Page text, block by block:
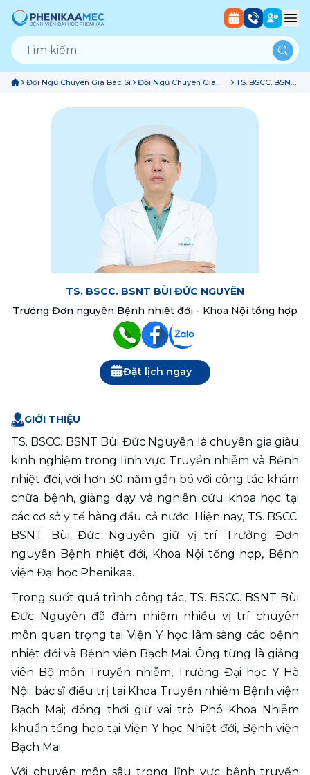
Đội Ngũ Chuyên Gia Bác Sĩ
Đội Ngũ Chuyên Gia
TS. BSCC. BSNT
TS. BSCC. BSNT BÙI ĐỨC NGUYÊN
Trưởng Đơn nguyên Bệnh nhiệt đới - Khoa Nội tổng hợp
Đặt lịch ngay
GIỚI THIỆU
TS. BSCC. BSNT Bùi Đức Nguyên là chuyên gia giàu
kinh nghiệm trong lĩnh vực Truyền nhiễm và Bệnh
nhiệt đới, với hơn 30 năm gắn bó với công tác khám
chữa bệnh, giảng dạy và nghiên cứu khoa học tại
các cơ sở y tế hàng đầu cả nước. Hiện nay, TS. BSCC.
BSNT Bùi Đức Nguyên giữ vị trí Trưởng Đơn
nguyên Bệnh nhiệt đới, Khoa Nội tổng hợp, Bệnh
viện Đại học Phenikaa.
Trong suốt quá trình công tác, TS. BSCC. BSNT Bùi
Đức Nguyên đã đảm nhiệm nhiều vị trí chuyên
môn quan trọng tại Viện Y học lâm sàng các bệnh
nhiệt đới và Bệnh viện Bạch Mai. Ông từng là giảng
viên Bộ môn Truyền nhiễm, Trường Đại học Y Hà
Nội; bác sĩ điều trị tại Khoa Truyền nhiễm Bệnh viện
Bạch Mai; đồng thời giữ vai trò Phó Khoa Nhiễm
khuẩn tổng hợp tại Viện Y học Nhiệt đới, Bệnh viện
Bạch Mai.
Với chuyên môn sâu trong lĩnh vực bệnh truyền